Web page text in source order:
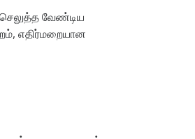
வேண்டிய
எதிர்மறையான